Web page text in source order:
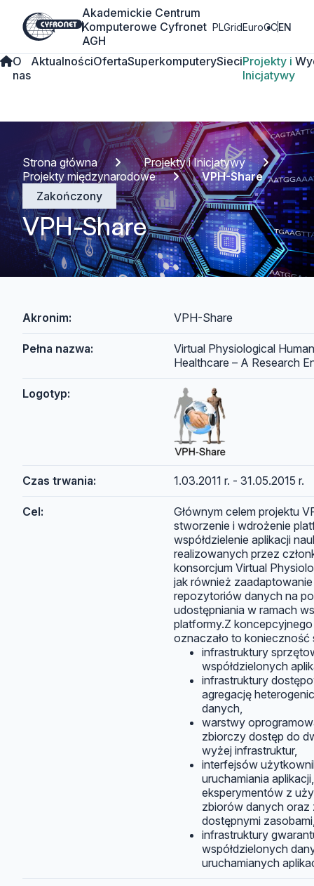
Akademickie Centrum
Komputerowe Cyfronet
AGH
PLGridEuroCCEN
O
nas
AktualnościOfertaSuperkomputerySieciProjekty i
Inicjatywy
Strona główna
Projekty i Inicjatywy
Projekty międzynarodowe
VPH-Share
Zakończony
VPH-Share
Akronim: VPH-Share
Pełna nazwa:
Virtual Physiological
Healthcare – A Research
Logotyp:
Czas trwania: 1.03.2011 r. - 31.05.2015 r.
Cel:
Głównym celem projektu
stworzenie i wdrożenie
współdzielenie aplikacji
realizowanych przez
konsorcjum Virtual
jak również
repozytoriów danych na
udostępniania w ramach
platformy.Z
oznaczało to konieczność
infrastruktury
współdzielonych
infrastruktury
agregację
danych,
warstwy
zbiorczy dostęp do
wyżej infrastruktur,
interfejsów
uruchamiania
eksperymentów z
zbiorów danych oraz
dostępnymi
infrastruktury
współdzielonych
uruchamianych